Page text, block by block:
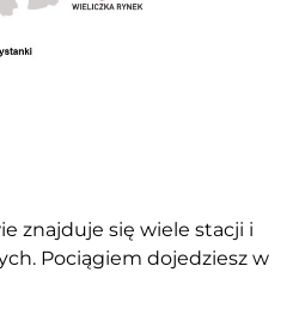
znajduje się wiele stacji i
Pociągiem dojedziesz w